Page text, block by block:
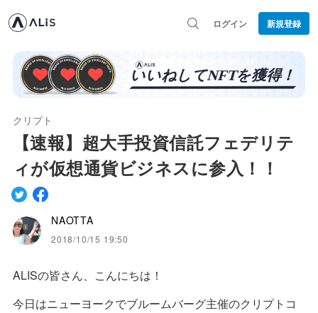
ログイン 新規登録
クリプト
【速報】超大手投資信託フェデリテ
ィが仮想通貨ビジネスに参入！！
NAOTTA
2018/10/15 19:50
ALISの皆さん、こんにちは！
今日はニューヨークでブルームバーグ主催のクリプトコ